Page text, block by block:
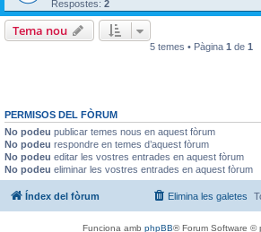
Respostes: 2
Tema nou
5 temes • Pàgina 1 de 1
PERMISOS DEL FÒRUM
No podeu publicar temes nous en aquest fòrum
No podeu respondre en temes d’aquest fòrum
No podeu editar les vostres entrades en aquest fòrum
No podeu eliminar les vostres entrades en aquest fòrum
Índex del fòrum Elimina les galetes
Funciona amb phpBB® Forum Software ©